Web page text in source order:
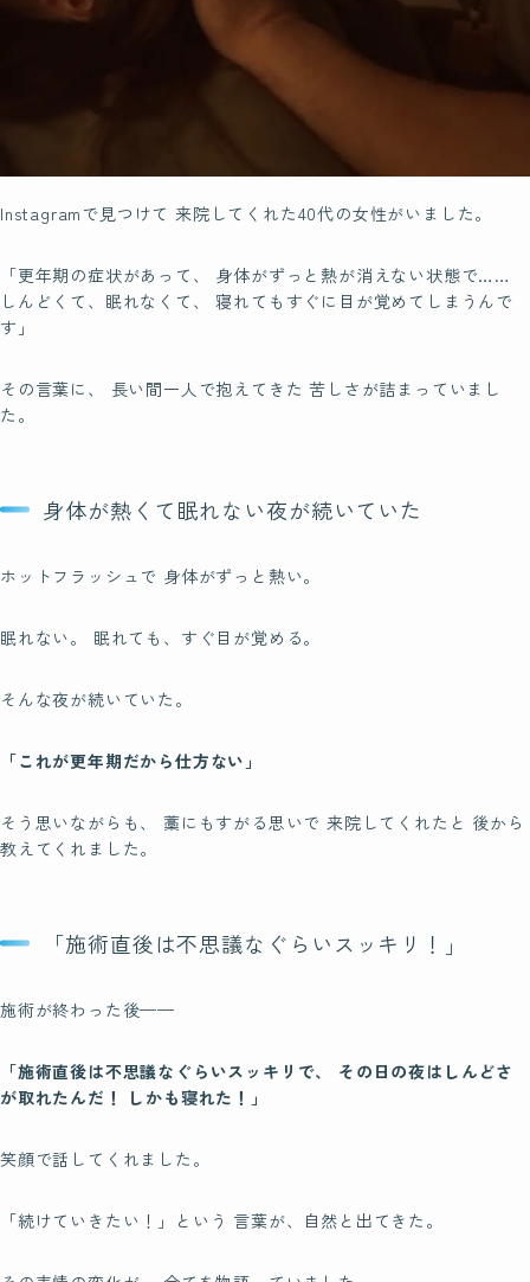
Instagramで見つけて 来院してくれた40代の女性がいました。
「更年期の症状があって、 身体がずっと熱が消えない状態で……
しんどくて、眠れなくて、 寝れてもすぐに目が覚めてしまうんで
す」
その言葉に、 長い間一人で抱えてきた 苦しさが詰まっていまし
た。
身体が熱くて眠れない夜が続いていた
ホットフラッシュで 身体がずっと熱い。
眠れない。 眠れても、すぐ目が覚める。
そんな夜が続いていた。
「これが更年期だから仕方ない」
そう思いながらも、 藁にもすがる思いで 来院してくれたと 後から
教えてくれました。
「施術直後は不思議なぐらいスッキリ！」
施術が終わった後——
「施術直後は不思議なぐらいスッキリで、 その日の夜はしんどさ
が取れたんだ！ しかも寝れた！」
笑顔で話してくれました。
「続けていきたい！」という 言葉が、自然と出てきた。